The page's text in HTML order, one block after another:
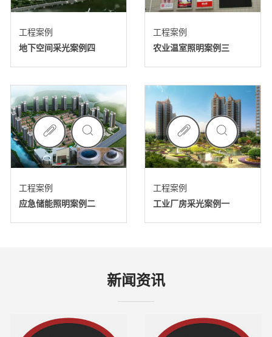
工程案例
地下空间采光案例四
工程案例
农业温室照明案例三
工程案例
应急储能照明案例二
工程案例
工业厂房采光案例一
新闻资讯